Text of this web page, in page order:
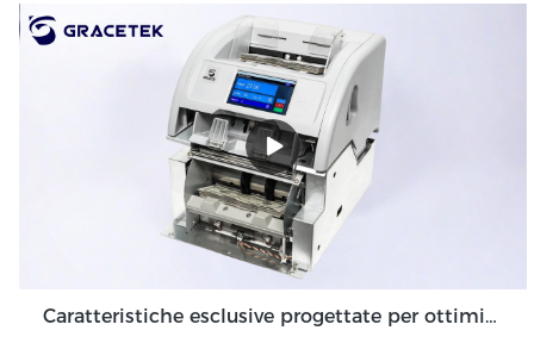
Caratteristiche esclusive progettate per ottimizzare il modulo automatico di deposito contanti Grace GDM100